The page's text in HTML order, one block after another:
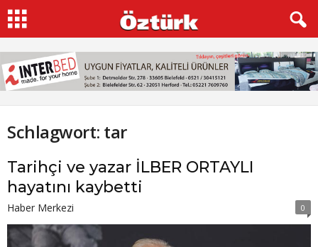
Schlagwort: tar
Tarihçi ve yazar İLBER ORTAYLI
hayatını kaybetti
Haber Merkezi 0